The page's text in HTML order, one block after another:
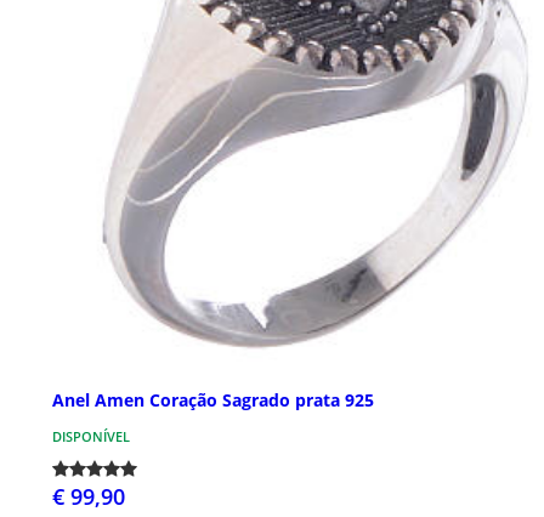
Anel Amen Coração Sagrado prata 925
DISPONÍVEL
€ 99,90